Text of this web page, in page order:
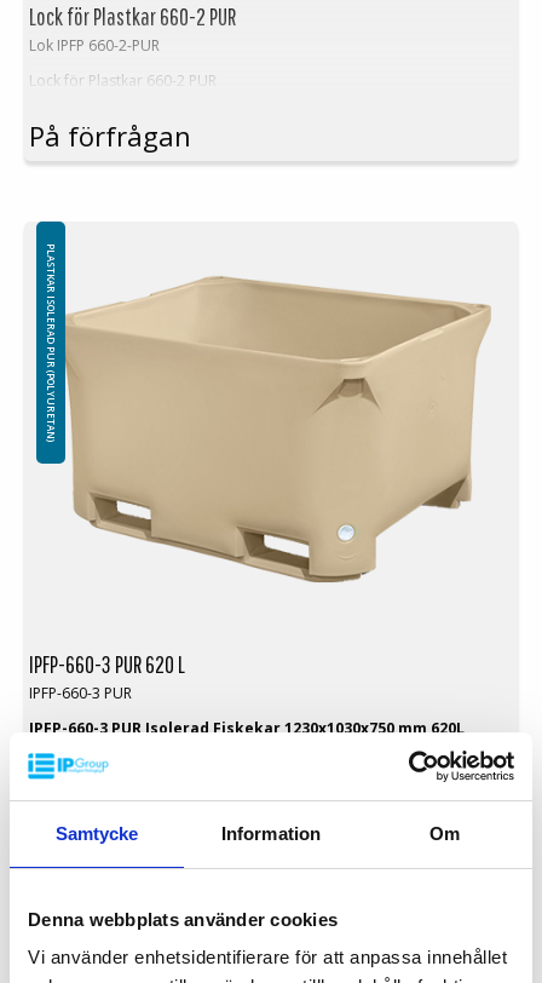
Samtycke Information Om
Denna webbplats använder cookies
Vi använder enhetsidentifierare för att anpassa innehållet
Lock för Plastkar 660-2 PUR
Lok IPFP 660-2-PUR
Lock för Plastkar 660-2 PUR
På förfrågan
IPFP-660-3 PUR 620 L
IPFP-660-3 PUR
IPFP-660-3 PUR Isolerad Fiskekar 1230x1030x750 mm 620L
Yttermått: 1230 x 1030 x 750 mm
Innermått: Maksimalt: 1170 x 970 x 580 mm
Minimum: 1141 x 946 x 566 mm
Med 2 medar
Version med bred gaffeltruckpassage
Volym: 620 L
Utrustat med: 4 dräneringshål
PLASTKAR ISOLERAD PUR (POLYURETAN)
På förfrågan